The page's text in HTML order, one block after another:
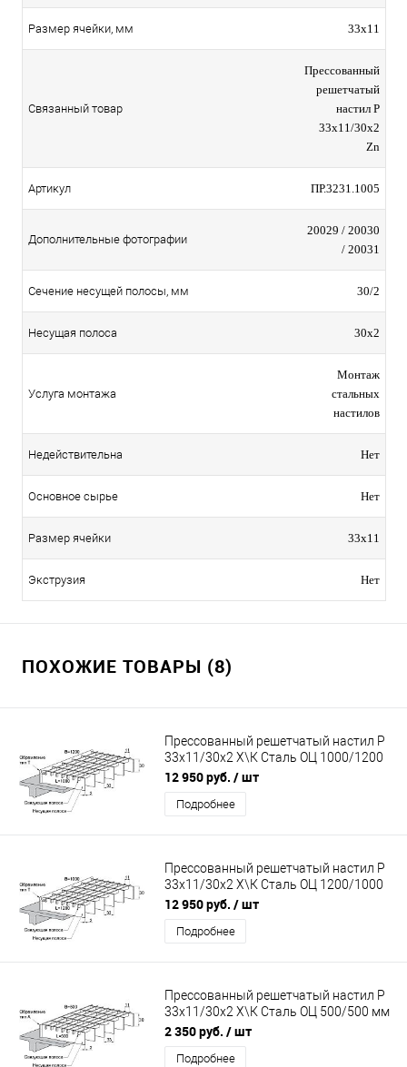
Размер ячейки, мм 33х11
Связанный товар
Прессованный
решетчатый
настил Р
33х11/30х2
Zn
Артикул ПР.3231.1005
Дополнительные фотографии
20029 / 20030
/ 20031
Сечение несущей полосы, мм 30/2
Несущая полоса 30х2
Услуга монтажа
Монтаж
стальных
настилов
Недействительна Нет
Основное сырье Нет
Размер ячейки 33х11
Экструзия Нет
ПОХОЖИЕ ТОВАРЫ (8)
Прессованный решетчатый настил Р
33х11/30х2 Х\К Сталь ОЦ 1000/1200
мм (Т-обр.)
12 950 руб. / шт
Подробнее
Прессованный решетчатый настил Р
33х11/30х2 Х\К Сталь ОЦ 1200/1000
мм (Т-обр.)
12 950 руб. / шт
Подробнее
Прессованный решетчатый настил Р
33х11/30х2 Х\К Сталь ОЦ 500/500 мм
(А-обр.)
2 350 руб. / шт
Подробнее